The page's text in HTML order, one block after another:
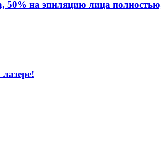
50% на эпиляцию лица